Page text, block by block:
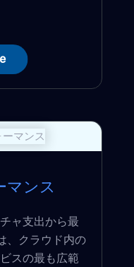
マンス
ャ支出から最
、クラウド内の
スの最も広範